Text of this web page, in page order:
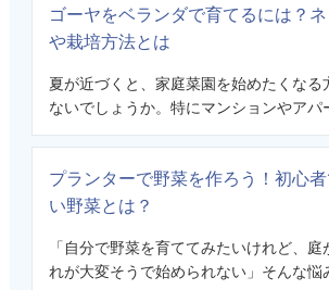
ゴーヤをベランダで育てるには？
や栽培方法とは
夏が近づくと、家庭菜園を始めたくなる
ないでしょうか。特にマンションやアパ
プランターで野菜を作ろう！初心
い野菜とは？
「自分で野菜を育ててみたいけれど、
れが大変そうで始められない」そんな悩